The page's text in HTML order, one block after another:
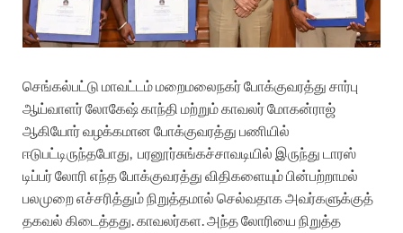
செங்கல்பட்டு மாவட்டம் மறைமலைநகர் போக்குவரத்து சார்பு
ஆய்வாளர் லோகேஷ் காந்தி மற்றும் காவலர் மோகன்ராஜ்
ஆகியோர் வழக்கமான போக்குவரத்து பணியில்
ஈடுபட்டிருந்தபோது, பரனூர்சுங்கச்சாவடியில் இருந்து டாரஸ்
டிப்பர் லோரி எந்த போக்குவரத்து விதிகளையும் பின்பற்றாமல்
பலமுறை எச்சரித்தும் நிறுத்தமால் செல்வதாக அவர்களுக்குத்
தகவல் கிடைத்தது. காவலர்கள. அந்த லோரியை நிறுத்த